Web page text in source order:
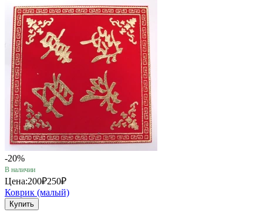
-20%
В наличии
Цена:200₽250₽
Коврик (малый)
Купить